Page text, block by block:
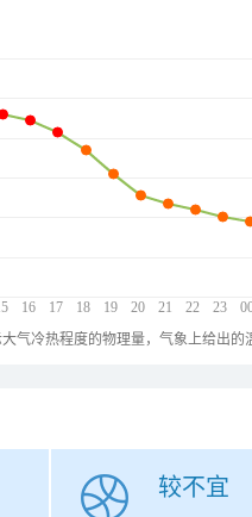
16 17 18 19 20 21 22 23
气冷热程度的物理量，气象上给出
较不宜